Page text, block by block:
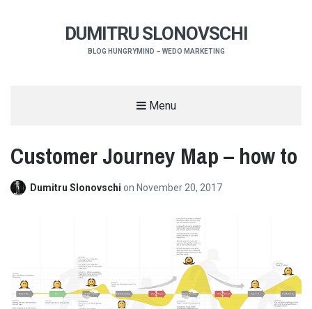
DUMITRU SLONOVSCHI
BLOG HUNGRYMIND – WEDO MARKETING
Menu
Customer Journey Map – how to
Dumitru Slonovschi on November 20, 2017